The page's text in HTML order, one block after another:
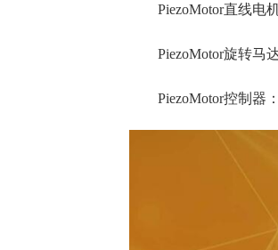
PiezoMotor直线电
PiezoMotor旋转马
PiezoMotor控制器